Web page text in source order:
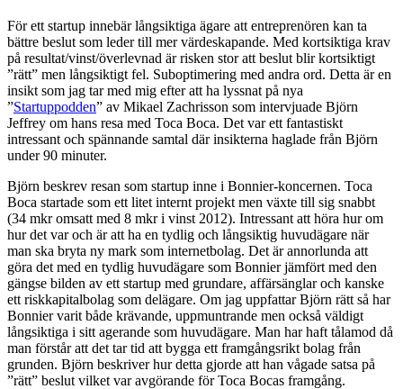
För ett startup innebär långsiktiga ägare att entreprenören kan ta
bättre beslut som leder till mer värdeskapande. Med kortsiktiga krav
på resultat/vinst/överlevnad är risken stor att beslut blir kortsiktigt
”rätt” men långsiktigt fel. Suboptimering med andra ord. Detta är en
insikt som jag tar med mig efter att ha lyssnat på nya
”Startuppodden” av Mikael Zachrisson som intervjuade Björn
Jeffrey om hans resa med Toca Boca. Det var ett fantastiskt
intressant och spännande samtal där insikterna haglade från Björn
under 90 minuter.
Björn beskrev resan som startup inne i Bonnier-koncernen. Toca
Boca startade som ett litet internt projekt men växte till sig snabbt
(34 mkr omsatt med 8 mkr i vinst 2012). Intressant att höra hur om
hur det var och är att ha en tydlig och långsiktig huvudägare när
man ska bryta ny mark som internetbolag. Det är annorlunda att
göra det med en tydlig huvudägare som Bonnier jämfört med den
gängse bilden av ett startup med grundare, affärsänglar och kanske
ett riskkapitalbolag som delägare. Om jag uppfattar Björn rätt så har
Bonnier varit både krävande, uppmuntrande men också väldigt
långsiktiga i sitt agerande som huvudägare. Man har haft tålamod då
man förstår att det tar tid att bygga ett framgångsrikt bolag från
grunden. Björn beskriver hur detta gjorde att han vågade satsa på
”rätt” beslut vilket var avgörande för Toca Bocas framgång.